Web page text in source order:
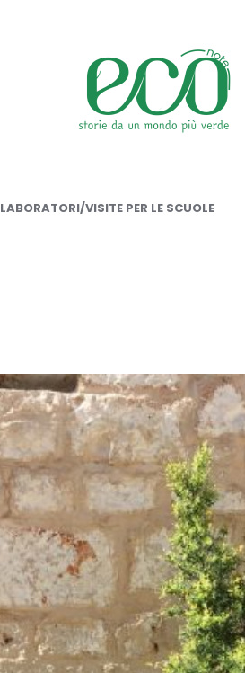
LABORATORI/VISITE PER LE SCUOLE